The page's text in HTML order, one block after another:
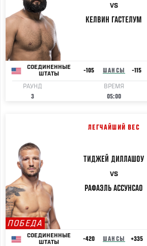
VS
КЕЛВИН ГАСТЕЛУМ
СОЕДИНЕННЫЕ
ШТАТЫ
-105 ШАНСЫ -115
РАУНД
3
ВРЕМЯ
05:00
ЛЕГЧАЙШИЙ ВЕС
ПОБЕДА
ТИДЖЕЙ ДИЛЛАШОУ
VS
РАФАЭЛЬ АССУНСАО
СОЕДИНЕННЫЕ
ШТАТЫ
-420 ШАНСЫ +335